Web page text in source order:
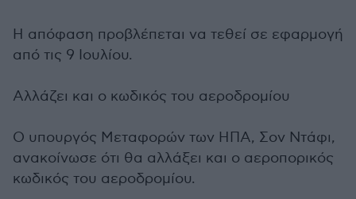
Η απόφαση προβλέπεται να τεθεί σε εφαρμογή
από τις 9 Ιουλίου.
Αλλάζει και ο κωδικός του αεροδρομίου
Ο υπουργός Μεταφορών των ΗΠΑ, Σον Ντάφι,
ανακοίνωσε ότι θα αλλάξει και ο αεροπορικός
κωδικός του αεροδρομίου.